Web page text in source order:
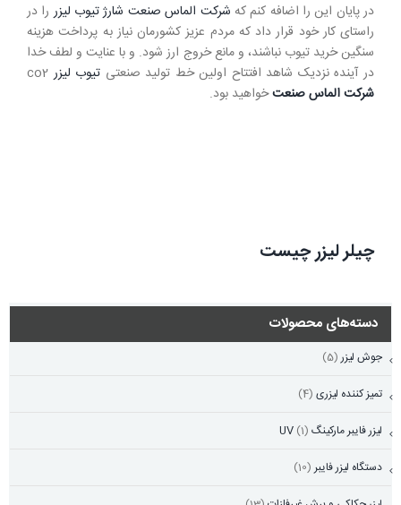
در پایان این را اضافه کنم که شرکت الماس صنعت شارژ تیوب لیزررا در
راستای کار خود قرار داد که مردم عزیز کشورمان نیاز به پرداخت هزینه
سنگین خرید تیوب نباشند، و مانع خروج ارز شود. و با عنایت و لطف خدا
در آینده نزدیک شاهد افتتاح اولین خط تولید صنعتی تیوب لیزرco2
شرکت الماس صنعتخواهید بود.
چيلر ليزر چیست
دسته‌های محصولات
جوش لیزر (5)
تمیز کننده لیزری (4)
لیزر فایبر مارکینگ UV (1)
دستگاه لیزر فایبر (10)